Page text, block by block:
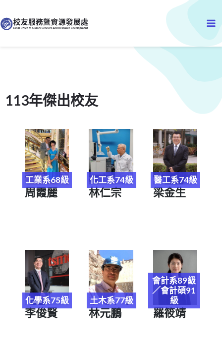
至
主
113年傑出校友
工業系68級
周霞麗
化工系74級
林仁宗
醫工系74級
梁金生
化學系75級
李俊賢
土木系77級
林元鵬
會計系89級
／會計碩91
級
羅筱靖